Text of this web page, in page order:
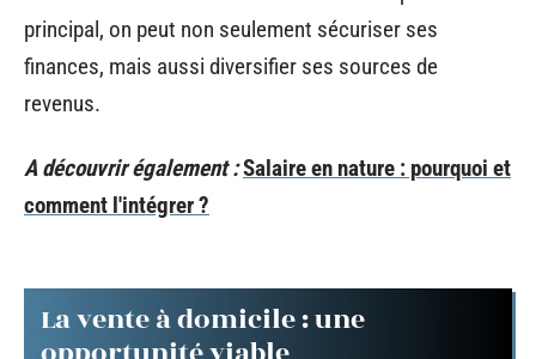
principal, on peut non seulement sécuriser ses
finances, mais aussi diversifier ses sources de
revenus.
A découvrir également :Salaire en nature : pourquoi et
comment l'intégrer ?
La vente à domicile : une